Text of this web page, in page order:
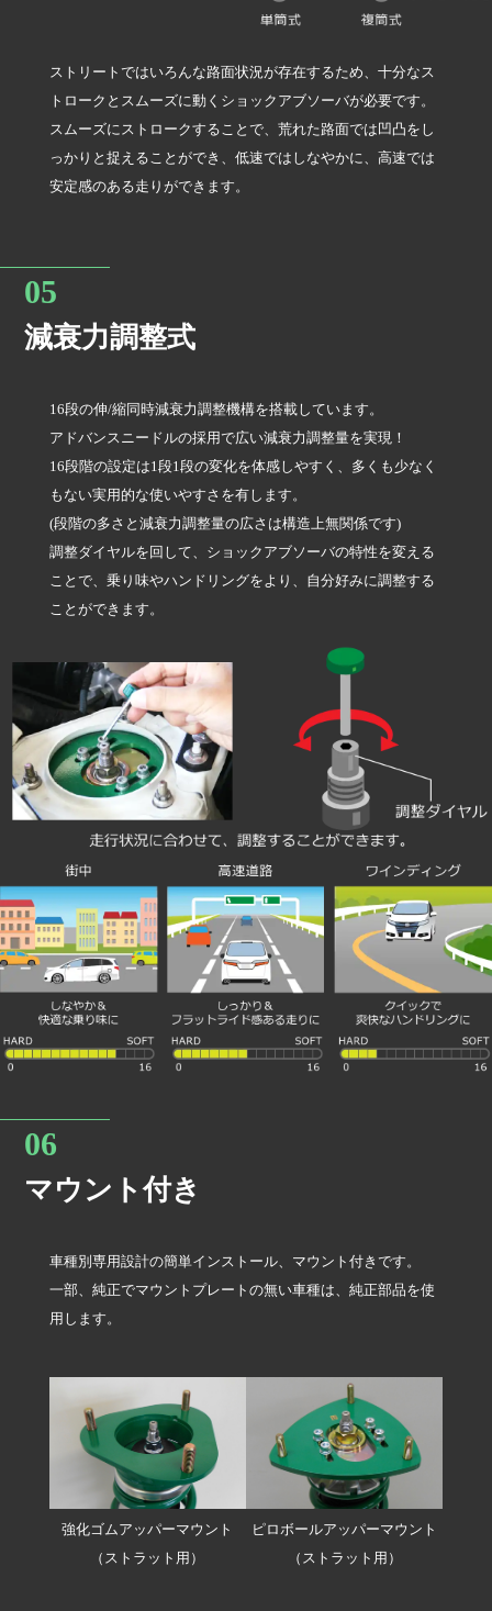
ストリートではいろんな路面状況が存在するため、十分なス
トロークとスムーズに動くショックアブソーバが必要です。
スムーズにストロークすることで、荒れた路面では凹凸をし
っかりと捉えることができ、低速ではしなやかに、高速では
安定感のある走りができます。
減衰力調整式
16段の伸/縮同時減衰力調整機構を搭載しています。
アドバンスニードルの採用で広い減衰力調整量を実現！
16段階の設定は1段1段の変化を体感しやすく、多くも少なく
もない実用的な使いやすさを有します。
(段階の多さと減衰力調整量の広さは構造上無関係です)
調整ダイヤルを回して、ショックアブソーバの特性を変える
ことで、乗り味やハンドリングをより、自分好みに調整する
ことができます。
マウント付き
車種別専用設計の簡単インストール、マウント付きです。
一部、純正でマウントプレートの無い車種は、純正部品を使
用します。
強化ゴムアッパーマウント
（ストラット用）
ピロボールアッパーマウント
（ストラット用）